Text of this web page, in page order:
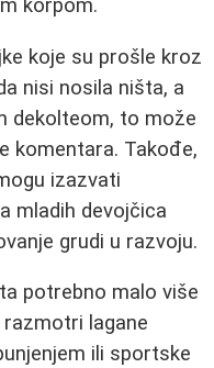
korpom.
koje su prošle kroz
nisi nosila ništa, a
dekolteom, to može
komentara. Takođe,
izazvati
mladih devojčica
grudi u razvoju.
potrebno malo više
lagane
ili sportske